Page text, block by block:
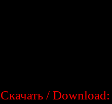
Cкачать / Download: